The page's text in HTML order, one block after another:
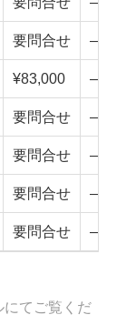
要問合せ —
¥83,000 —
要問合せ —
要問合せ —
要問合せ —
要問合せ —
にてご覧くだ